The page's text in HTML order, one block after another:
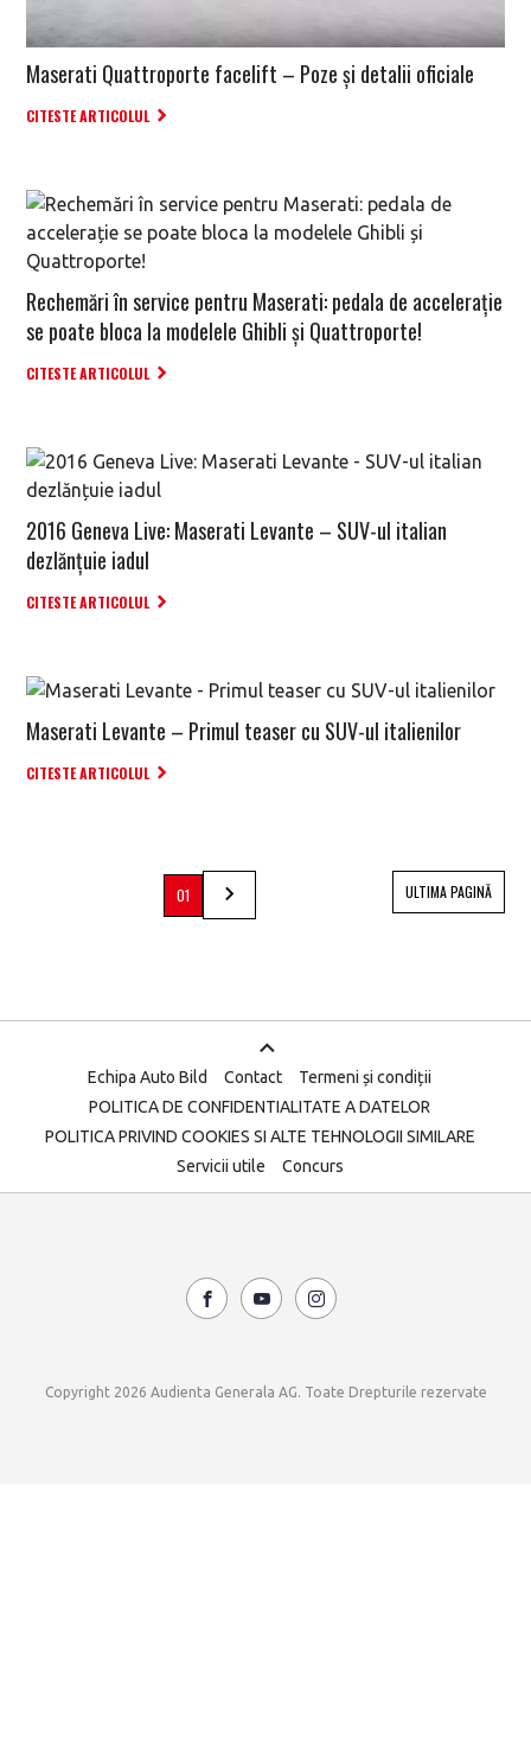
Maserati Quattroporte facelift – Poze și detalii oficiale
CITESTE ARTICOLUL
Rechemări în service pentru Maserati: pedala de accelerație
se poate bloca la modelele Ghibli și Quattroporte!
CITESTE ARTICOLUL
2016 Geneva Live: Maserati Levante – SUV-ul italian
dezlănțuie iadul
CITESTE ARTICOLUL
Maserati Levante – Primul teaser cu SUV-ul italienilor
CITESTE ARTICOLUL
01 ULTIMA PAGINĂ
Echipa Auto Bild Contact
Termeni și condiții
POLITICA DE CONFIDENTIALITATE A DATELOR
POLITICA PRIVIND COOKIES SI ALTE TEHNOLOGII SIMILARE
Servicii utile
Concurs
Copyright 2026 Audienta Generala AG. Toate Drepturile rezervate